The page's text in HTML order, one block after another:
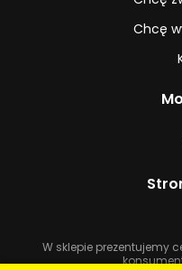
Chcę
W sklepie prezentujemy